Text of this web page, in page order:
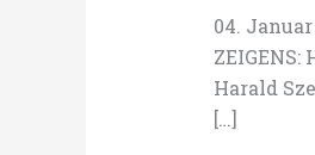
04.
Harald
[…]